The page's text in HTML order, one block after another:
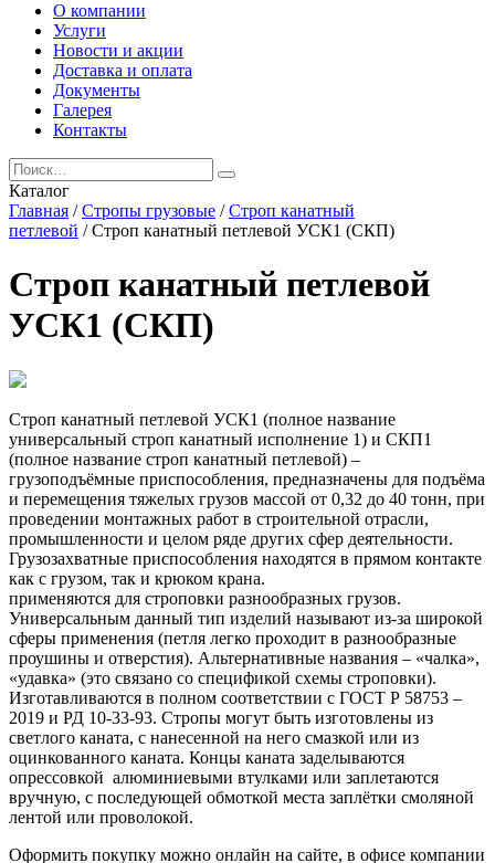
О компании
Услуги
Новости и акции
Доставка и оплата
Документы
Галерея
Контакты
Каталог
Главная /Стропы грузовые /Строп канатный
петлевой / Строп канатный петлевой УСК1 (СКП)
Строп канатный петлевой
УСК1 (СКП)
Строп канатный петлевой УСК1 (полное название
универсальный строп канатный исполнение 1) и СКП1
(полное название строп канатный петлевой) –
грузоподъёмные приспособления, предназначены для подъёма
и перемещения тяжелых грузов массой от 0,32 до 40 тонн, при
проведении монтажных работ в строительной отрасли,
промышленности и целом ряде других сфер деятельности.
Грузозахватные приспособления находятся в прямом контакте
как с грузом, так и крюком крана.
применяются для строповки разнообразных грузов.
Универсальным данный тип изделий называют из-за широкой
сферы применения (петля легко проходит в разнообразные
проушины и отверстия). Альтернативные названия – «чалка»,
«удавка» (это связано со спецификой схемы строповки).
Изготавливаются в полном соответствии с ГОСТ Р 58753 –
2019 и РД 10-33-93. Стропы могут быть изготовлены из
светлого каната, с нанесенной на него смазкой или из
оцинкованного каната. Концы каната заделываются
опрессовкой алюминиевыми втулками или заплетаются
вручную, с последующей обмоткой места заплётки смоляной
лентой или проволокой.
Оформить покупку можно онлайн на сайте, в офисе компании